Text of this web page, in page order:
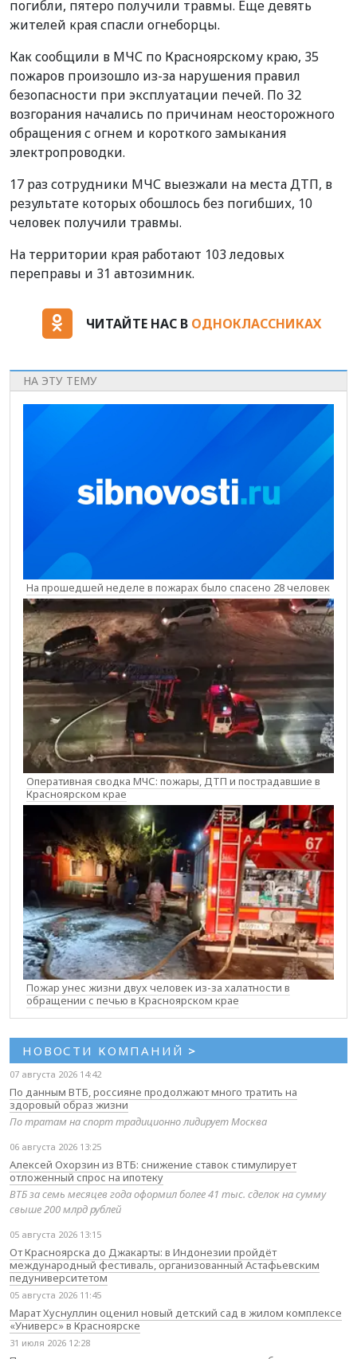
погибли, пятеро получили травмы. Еще девять
жителей края спасли огнеборцы.
Как сообщили в МЧС по Красноярскому краю, 35
пожаров произошло из-за нарушения правил
безопасности при эксплуатации печей. По 32
возгорания начались по причинам неосторожного
обращения с огнем и короткого замыкания
электропроводки.
17 раз сотрудники МЧС выезжали на места ДТП, в
результате которых обошлось без погибших, 10
человек получили травмы.
На территории края работают 103 ледовых
переправы и 31 автозимник.
ЧИТАЙТЕ НАС В ОДНОКЛАССНИКАХ
НА ЭТУ ТЕМУ
На прошедшей неделе в пожарах было спасено 28 человек
Оперативная сводка МЧС: пожары, ДТП и пострадавшие в
Красноярском крае
Пожар унес жизни двух человек из-за халатности в
обращении с печью в Красноярском крае
НОВОСТИ КОМПАНИЙ >
07 августа 2026 14:42
По данным ВТБ, россияне продолжают много тратить на
здоровый образ жизни
По тратам на спорт традиционно лидирует Москва
06 августа 2026 13:25
Алексей Охорзин из ВТБ: снижение ставок стимулирует
отложенный спрос на ипотеку
ВТБ за семь месяцев года оформил более 41 тыс. сделок на сумму
свыше 200 млрд рублей
05 августа 2026 13:15
От Красноярска до Джакарты: в Индонезии пройдёт
международный фестиваль, организованный Астафьевским
педуниверситетом
05 августа 2026 11:45
Марат Хуснуллин оценил новый детский сад в жилом комплексе
«Универс» в Красноярске
31 июля 2026 12:28